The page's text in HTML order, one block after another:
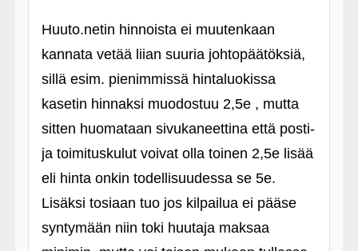
Huuto.netin hinnoista ei muutenkaan
kannata vetää liian suuria johtopäätöksiä,
sillä esim. pienimmissä hintaluokissa
kasetin hinnaksi muodostuu 2,5e , mutta
sitten huomataan sivukaneettina että posti-
ja toimituskulut voivat olla toinen 2,5e lisää
eli hinta onkin todellisuudessa se 5e.
Lisäksi tosiaan tuo jos kilpailua ei pääse
syntymään niin toki huutaja maksaa